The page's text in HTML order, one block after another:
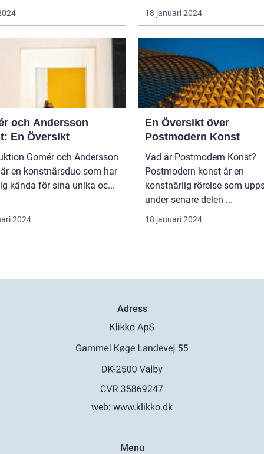
18 januari 2024
och Andersson
En Översikt
och Andersson
en konstnärsduo som har
kända för sina unika oc...
2024
En Översikt över
Postmodern Konst
Vad är Postmodern Konst?
Postmodern konst är en
konstnärlig rörelse som
under senare delen ...
18 januari 2024
Adress
web: www.klikko.dk
Menu